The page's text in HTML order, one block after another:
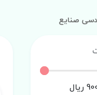
صنایع
ریال